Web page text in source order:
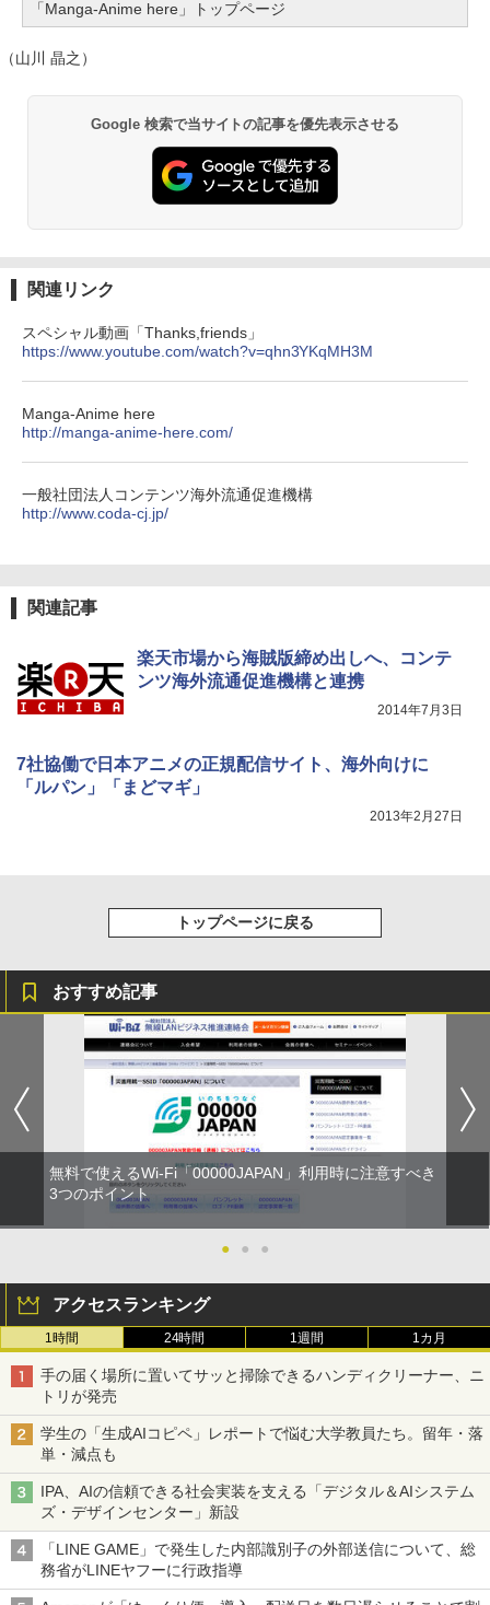
「Manga-Anime here」トップページ
（山川 晶之）
Google 検索で当サイトの記事を優先表示させる
関連リンク
スペシャル動画「Thanks,friends」
https://www.youtube.com/watch?v=qhn3YKqMH3M
Manga-Anime here
http://manga-anime-here.com/
一般社団法人コンテンツ海外流通促進機構
http://www.coda-cj.jp/
関連記事
楽天市場から海賊版締め出しへ、コンテ
ンツ海外流通促進機構と連携
2014年7月3日
7社協働で日本アニメの正規配信サイト、海外向けに
「ルパン」「まどマギ」
2013年2月27日
トップページに戻る
おすすめ記事
無料で使えるWi-Fi「00000JAPAN」利用時に注意すべき
3つのポイント
● ● ●
アクセスランキング
1時間 24時間 1週間 1カ月
手の届く場所に置いてサッと掃除できるハンディクリーナー、ニ
トリが発売
学生の「生成AIコピペ」レポートで悩む大学教員たち。留年・落
単・減点も
IPA、AIの信頼できる社会実装を支える「デジタル＆AIシステム
ズ・デザインセンター」新設
「LINE GAME」で発生した内部識別子の外部送信について、総
務省がLINEヤフーに行政指導